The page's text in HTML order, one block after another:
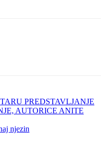
PREDSTAVLJANJE
AUTORICE ANITE
njezin